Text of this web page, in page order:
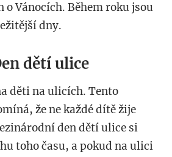
Vánocích. Během roku jsou
dny.
dětí ulice
děti na ulicích. Tento
že ne každé dítě žije
den dětí ulice si
toho času, a pokud na ulici